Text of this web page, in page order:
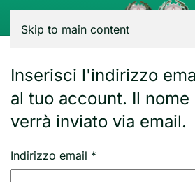
Skip to main content
Inserisci l'indirizzo
al tuo account. Il
verrà inviato via email.
Indirizzo email *